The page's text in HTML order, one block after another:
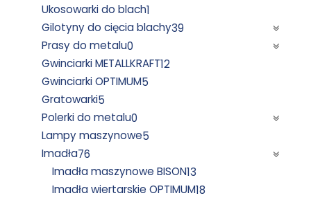
Ukosowarki do blach1
Gilotyny do cięcia blachy39
Prasy do metalu0
Gwinciarki METALLKRAFT12
Gwinciarki OPTIMUM5
Gratowarki5
Polerki do metalu0
Lampy maszynowe5
Imadła76
Imadła maszynowe BISON13
Imadła wiertarskie OPTIMUM18